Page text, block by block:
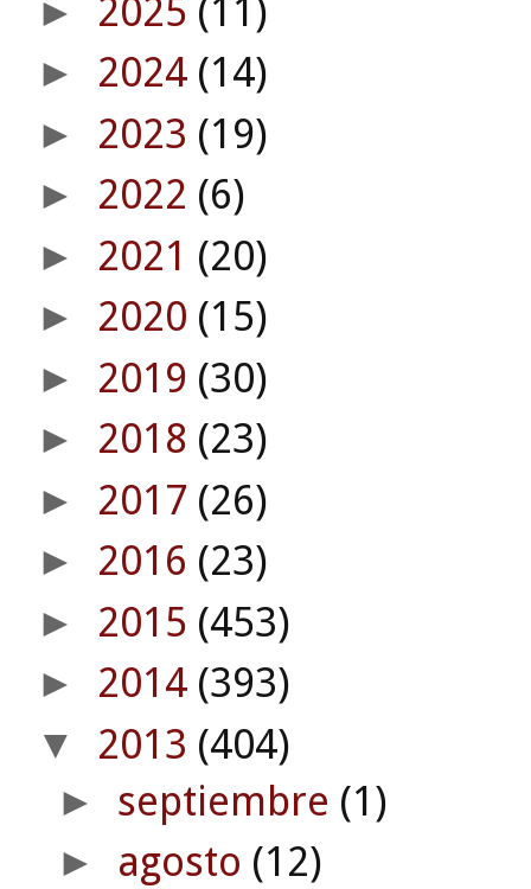
► 2025 (11)
► 2024 (14)
► 2023 (19)
► 2022 (6)
► 2021 (20)
► 2020 (15)
► 2019 (30)
► 2018 (23)
► 2017 (26)
► 2016 (23)
► 2015 (453)
► 2014 (393)
▼ 2013 (404)
► septiembre (1)
► agosto (12)